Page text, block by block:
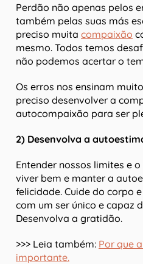
Perdão não apenas pelos
também pelas suas más
preciso muita compaixão
mesmo. Todos temos
não podemos acertar o
Os erros nos ensinam
preciso desenvolver a
autocompaixão para ser
2) Desenvolva a
Entender nossos limites e
viver bem e manter a
felicidade. Cuide do corpo
com um ser único e capaz
Desenvolva a gratidão.
>>> Leia também: Por que
importante.